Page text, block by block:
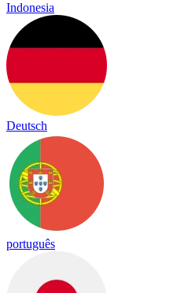
Indonesia
Deutsch
português